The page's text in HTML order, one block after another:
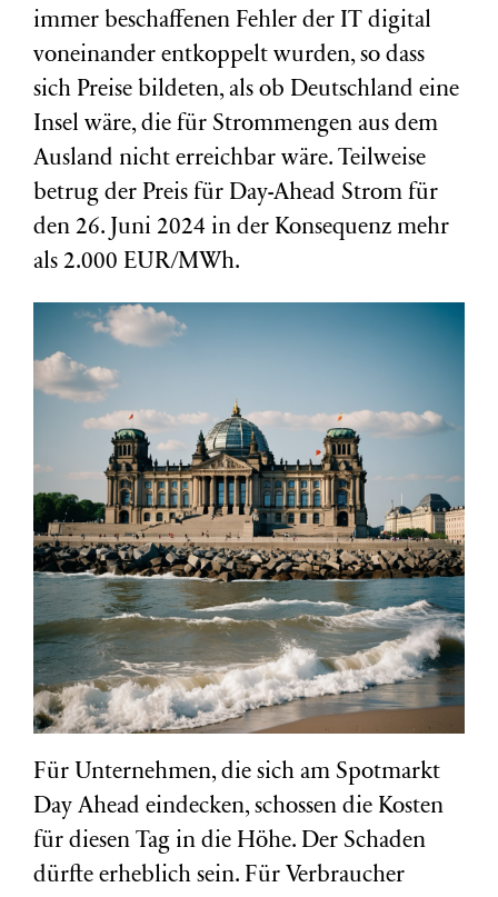
immer beschaffenen Fehler der IT digital
voneinander entkoppelt wurden, so dass
sich Preise bildeten, als ob Deutschland eine
Insel wäre, die für Strommengen aus dem
Ausland nicht erreichbar wäre. Teilweise
betrug der Preis für Day-Ahead Strom für
den 26. Juni 2024 in der Konsequenz mehr
als 2.000 EUR/MWh.
Für Unternehmen, die sich am Spotmarkt
Day Ahead eindecken, schossen die Kosten
für diesen Tag in die Höhe. Der Schaden
dürfte erheblich sein. Für Verbraucher